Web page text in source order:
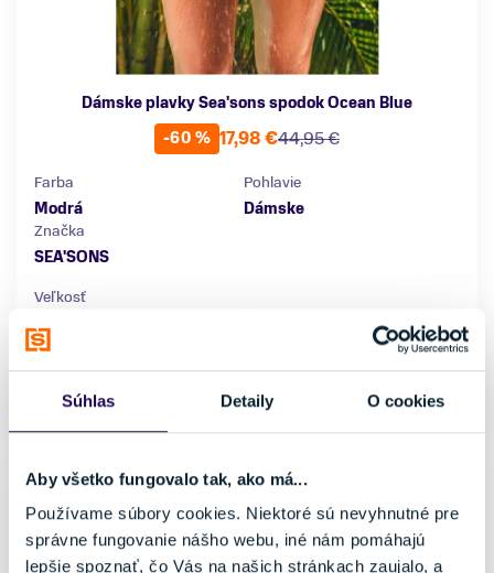
Súhlas Detaily O cookies
Aby všetko fungovalo tak, ako má...
Používame súbory cookies. Niektoré sú nevyhnutné pre
správne fungovanie nášho webu, iné nám pomáhajú
lepšie spoznať, čo Vás na našich stránkach zaujalo, a
Dámske plavky Sea'sons spodok Ocean Blue
-60 %
44,95 €
17,98 €
Farba
Modrá
Pohlavie
Dámske
Značka
SEA'SONS
Veľkosť
Skladom - Ihneď k odberu